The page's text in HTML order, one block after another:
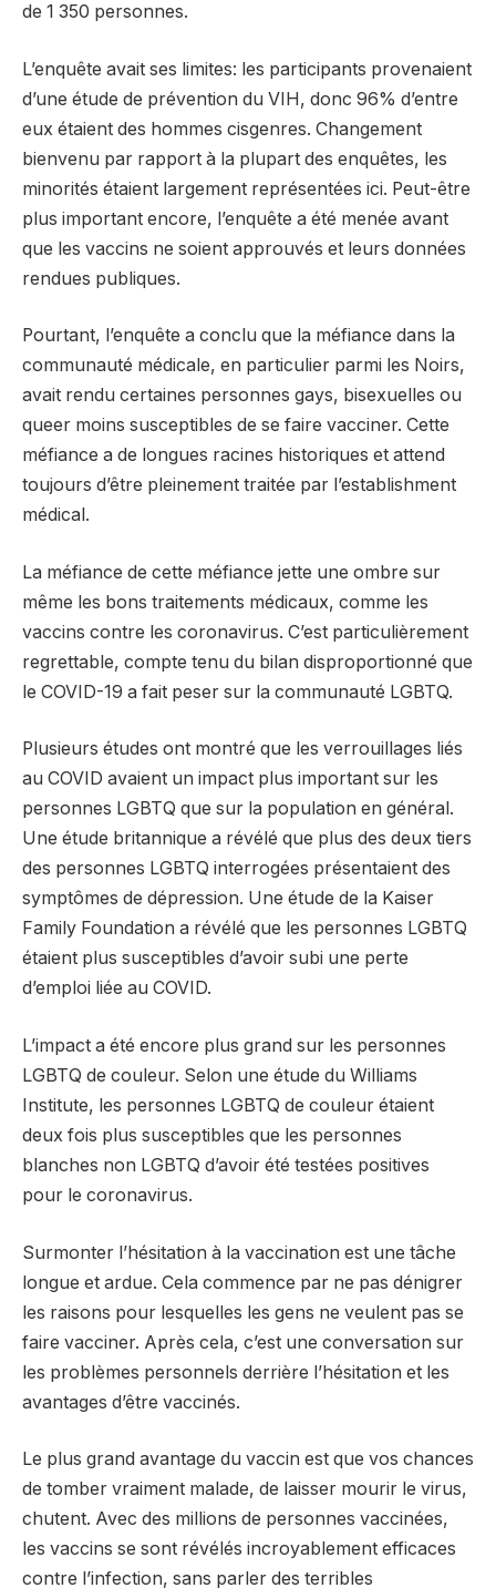
de 1 350 personnes.
L’enquête avait ses limites: les participants provenaient
d’une étude de prévention du VIH, donc 96% d’entre
eux étaient des hommes cisgenres. Changement
bienvenu par rapport à la plupart des enquêtes, les
minorités étaient largement représentées ici. Peut-être
plus important encore, l’enquête a été menée avant
que les vaccins ne soient approuvés et leurs données
rendues publiques.
Pourtant, l’enquête a conclu que la méfiance dans la
communauté médicale, en particulier parmi les Noirs,
avait rendu certaines personnes gays, bisexuelles ou
queer moins susceptibles de se faire vacciner. Cette
méfiance a de longues racines historiques et attend
toujours d’être pleinement traitée par l’establishment
médical.
La méfiance de cette méfiance jette une ombre sur
même les bons traitements médicaux, comme les
vaccins contre les coronavirus. C’est particulièrement
regrettable, compte tenu du bilan disproportionné que
le COVID-19 a fait peser sur la communauté LGBTQ.
Plusieurs études ont montré que les verrouillages liés
au COVID avaient un impact plus important sur les
personnes LGBTQ que sur la population en général.
Une étude britannique a révélé que plus des deux tiers
des personnes LGBTQ interrogées présentaient des
symptômes de dépression. Une étude de la Kaiser
Family Foundation a révélé que les personnes LGBTQ
étaient plus susceptibles d’avoir subi une perte
d’emploi liée au COVID.
L’impact a été encore plus grand sur les personnes
LGBTQ de couleur. Selon une étude du Williams
Institute, les personnes LGBTQ de couleur étaient
deux fois plus susceptibles que les personnes
blanches non LGBTQ d’avoir été testées positives
pour le coronavirus.
Surmonter l’hésitation à la vaccination est une tâche
longue et ardue. Cela commence par ne pas dénigrer
les raisons pour lesquelles les gens ne veulent pas se
faire vacciner. Après cela, c’est une conversation sur
les problèmes personnels derrière l’hésitation et les
avantages d’être vaccinés.
Le plus grand avantage du vaccin est que vos chances
de tomber vraiment malade, de laisser mourir le virus,
chutent. Avec des millions de personnes vaccinées,
les vaccins se sont révélés incroyablement efficaces
contre l’infection, sans parler des terribles